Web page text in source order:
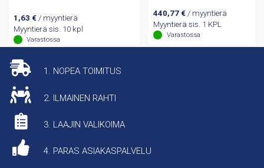
1,63 €/ myyntierä
Myyntierä sis. 10 kpl
Varastossa
440,77 € / myyntierä
Myyntierä sis. 1 KPL
Varastossa
1. NOPEA TOIMITUS
2. ILMAINEN RAHTI
3. LAAJIN VALIKOIMA
4. PARAS ASIAKASPALVELU